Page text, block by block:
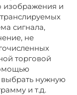
изображения и
сигнала,
не
торговой
нужную
и т.д.